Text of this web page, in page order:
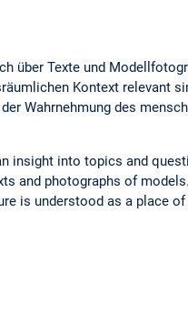
über Texte und
Kontext relevant
Wahrnehmung des
insight into topics and
and photographs of
is understood as a place